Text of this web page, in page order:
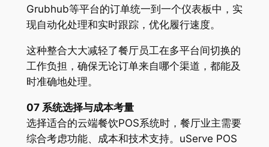
Grubhub等平台的订单统一到一个仪表板中，实
现自动化处理和实时跟踪，优化履行速度。
这种整合大大减轻了餐厅员工在多平台间切换的
工作负担，确保无论订单来自哪个渠道，都能及
时准确地处理。
07 系统选择与成本考量
选择适合的云端餐饮POS系统时，餐厅业主需要
综合考虑功能、成本和技术支持。uServe POS